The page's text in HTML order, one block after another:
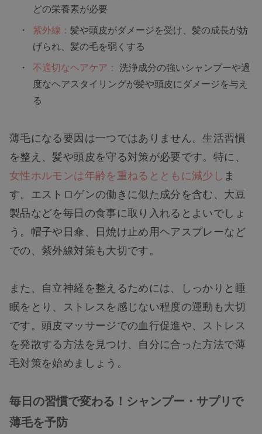
どの栄養素が必要
紫外線： 髪や頭皮がダメージを受け、髪の成長が妨
げられ、髪の毛を弱くする
不適切なヘアケア： 洗浄成分の強いシャンプーや過
度なヘアスタイリングが髪や頭皮にダメージを与え
る
薄毛になる要因は一つではありません。生活習慣
を整え、髪や頭皮を守る対策が必要です。特に、
女性ホルモンは年齢を重ねるとともに減少し ま
す。エストロゲンの働きに似た成分を含む、大豆
製品などを毎日の食事に取り入れるとよいでしょ
う。帽子や日傘、日焼け止め用ヘアスプレーなど
での、紫外線対策も大切です。
また、自立神経を整えるためには、しっかりと睡
眠をとり、ストレスを感じない程度の運動も大切
です。頭皮マッサージでの血行促進や、ストレス
を発散する方法を見つけ、自分に合った方法で薄
毛対策を始めましょう。
毎日の習慣で変わる！シャンプー・サプリで
薄毛を予防